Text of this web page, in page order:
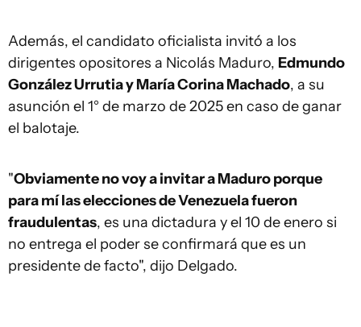
Además, el candidato oficialista invitó a los
dirigentes opositores a Nicolás Maduro, Edmundo
González Urrutia y María Corina Machado, a su
asunción el 1° de marzo de 2025 en caso de ganar
el balotaje.
"Obviamente no voy a invitar a Maduro porque
para mí las elecciones de Venezuela fueron
fraudulentas, es una dictadura y el 10 de enero si
no entrega el poder se confirmará que es un
presidente de facto", dijo Delgado.